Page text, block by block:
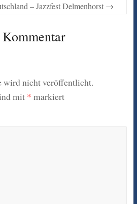
– Jazzfest Delmenhorst →
wird nicht veröffentlicht.
mit * markiert